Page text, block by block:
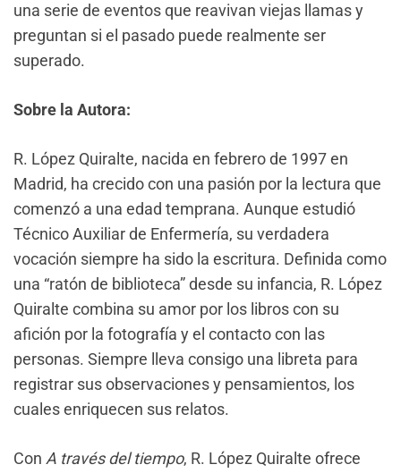
una serie de eventos que reavivan viejas llamas y
preguntan si el pasado puede realmente ser
superado.
Sobre la Autora:
R. López Quiralte, nacida en febrero de 1997 en
Madrid, ha crecido con una pasión por la lectura que
comenzó a una edad temprana. Aunque estudió
Técnico Auxiliar de Enfermería, su verdadera
vocación siempre ha sido la escritura. Definida como
una “ratón de biblioteca” desde su infancia, R. López
Quiralte combina su amor por los libros con su
afición por la fotografía y el contacto con las
personas. Siempre lleva consigo una libreta para
registrar sus observaciones y pensamientos, los
cuales enriquecen sus relatos.
Con A través del tiempo, R. López Quiralte ofrece